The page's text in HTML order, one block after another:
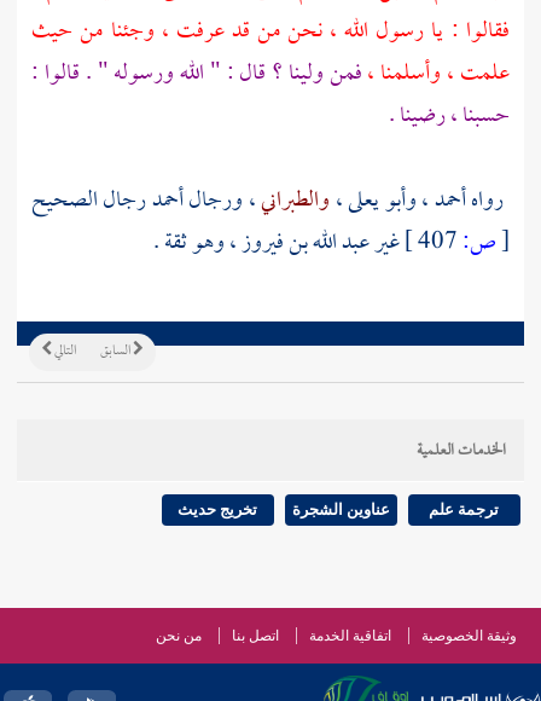
فقالوا : يا رسول الله ، نحن من قد عرفت ، وجئنا من حيث
علمت ، وأسلمنا ،فمن ولينا ؟ قال : " الله ورسوله " . قالوا :
حسبنا ، رضينا .
رواهأحمد،وأبو يعلى،والطبراني، ورجالأحمدرجال الصحيح
[ص: غيرعبد الله بن فيروز، وهو ثقة .
التالي السابق
الخدمات العلمية
ترجمة علم عناوين الشجرة تخريج حديث
وثيقة الخصوصية اتفاقية الخدمة اتصل بنا من نحن